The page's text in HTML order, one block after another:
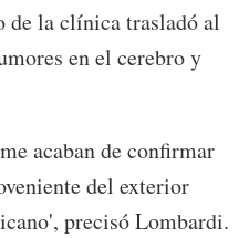
de la clínica trasladó al
en el cerebro y
acaban de confirmar
del exterior
precisó Lombardi.